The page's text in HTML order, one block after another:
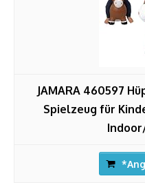
JAMARA 460597
Spielzeug für